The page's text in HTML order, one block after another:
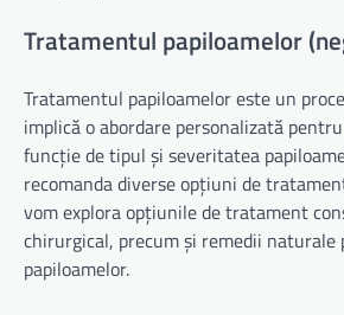
Tratamentul papiloamelor
Tratamentul papiloamelor este un
implică o abordare personalizată
funcție de tipul și severitatea
recomanda diverse opțiuni de
vom explora opțiunile de tratament
chirurgical, precum și remedii
papiloamelor.